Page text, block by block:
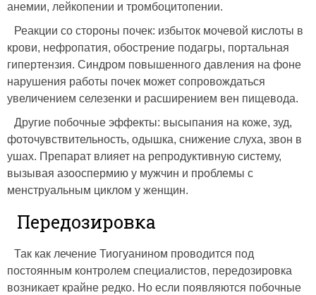
анемии, лейкопении и тромбоцитопении.
Реакции со стороны почек: избыток мочевой кислоты в
крови, нефропатия, обострение подагры, портальная
гипертензия. Синдром повышенного давления на фоне
нарушения работы почек может сопровождаться
увеличением селезенки и расширением вен пищевода.
Другие побочные эффекты: высыпания на коже, зуд,
фоточувствительность, одышка, снижение слуха, звон в
ушах. Препарат влияет на репродуктивную систему,
вызывая азооспермию у мужчин и проблемы с
менструальным циклом у женщин.
Передозировка
Так как лечение Тиогуанином проводится под
постоянным контролем специалистов, передозировка
возникает крайне редко. Но если появляются побочные